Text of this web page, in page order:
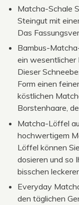
Matcha-Schale
Steingut mit
Das
Bambus-
ein wesentlicher
Dieser
Form einen
köstlichen
Borstenhaare,
Matcha-Löffel
hochwertigem
Löffel können
dosieren und so
bisschen
Everyday
den täglichen